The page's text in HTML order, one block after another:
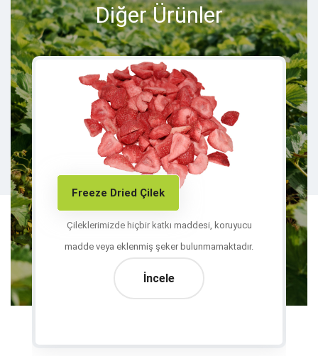
Diğer Ürünler
Freeze Dried Kiraz
Kirazlarımızda hiçbir katkı maddesi, koruyucu
madde veya eklenmiş şeker bulunmamaktadır.